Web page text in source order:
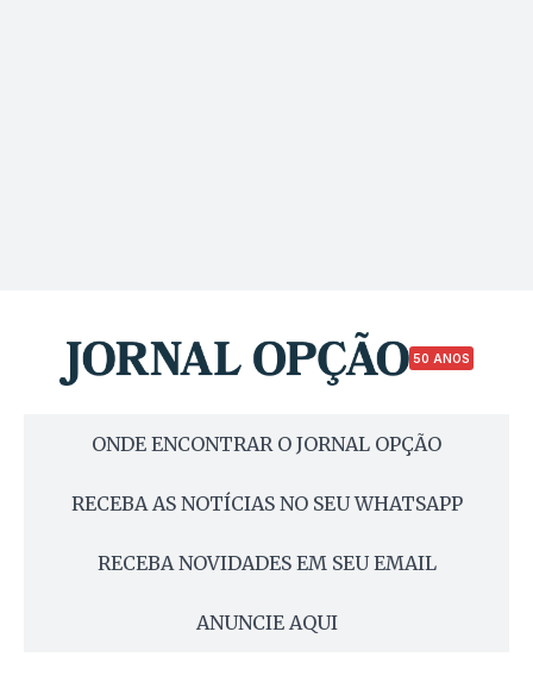
50 ANOS
ONDE ENCONTRAR O JORNAL OPÇÃO
RECEBA AS NOTÍCIAS NO SEU WHATSAPP
RECEBA NOVIDADES EM SEU EMAIL
ANUNCIE AQUI